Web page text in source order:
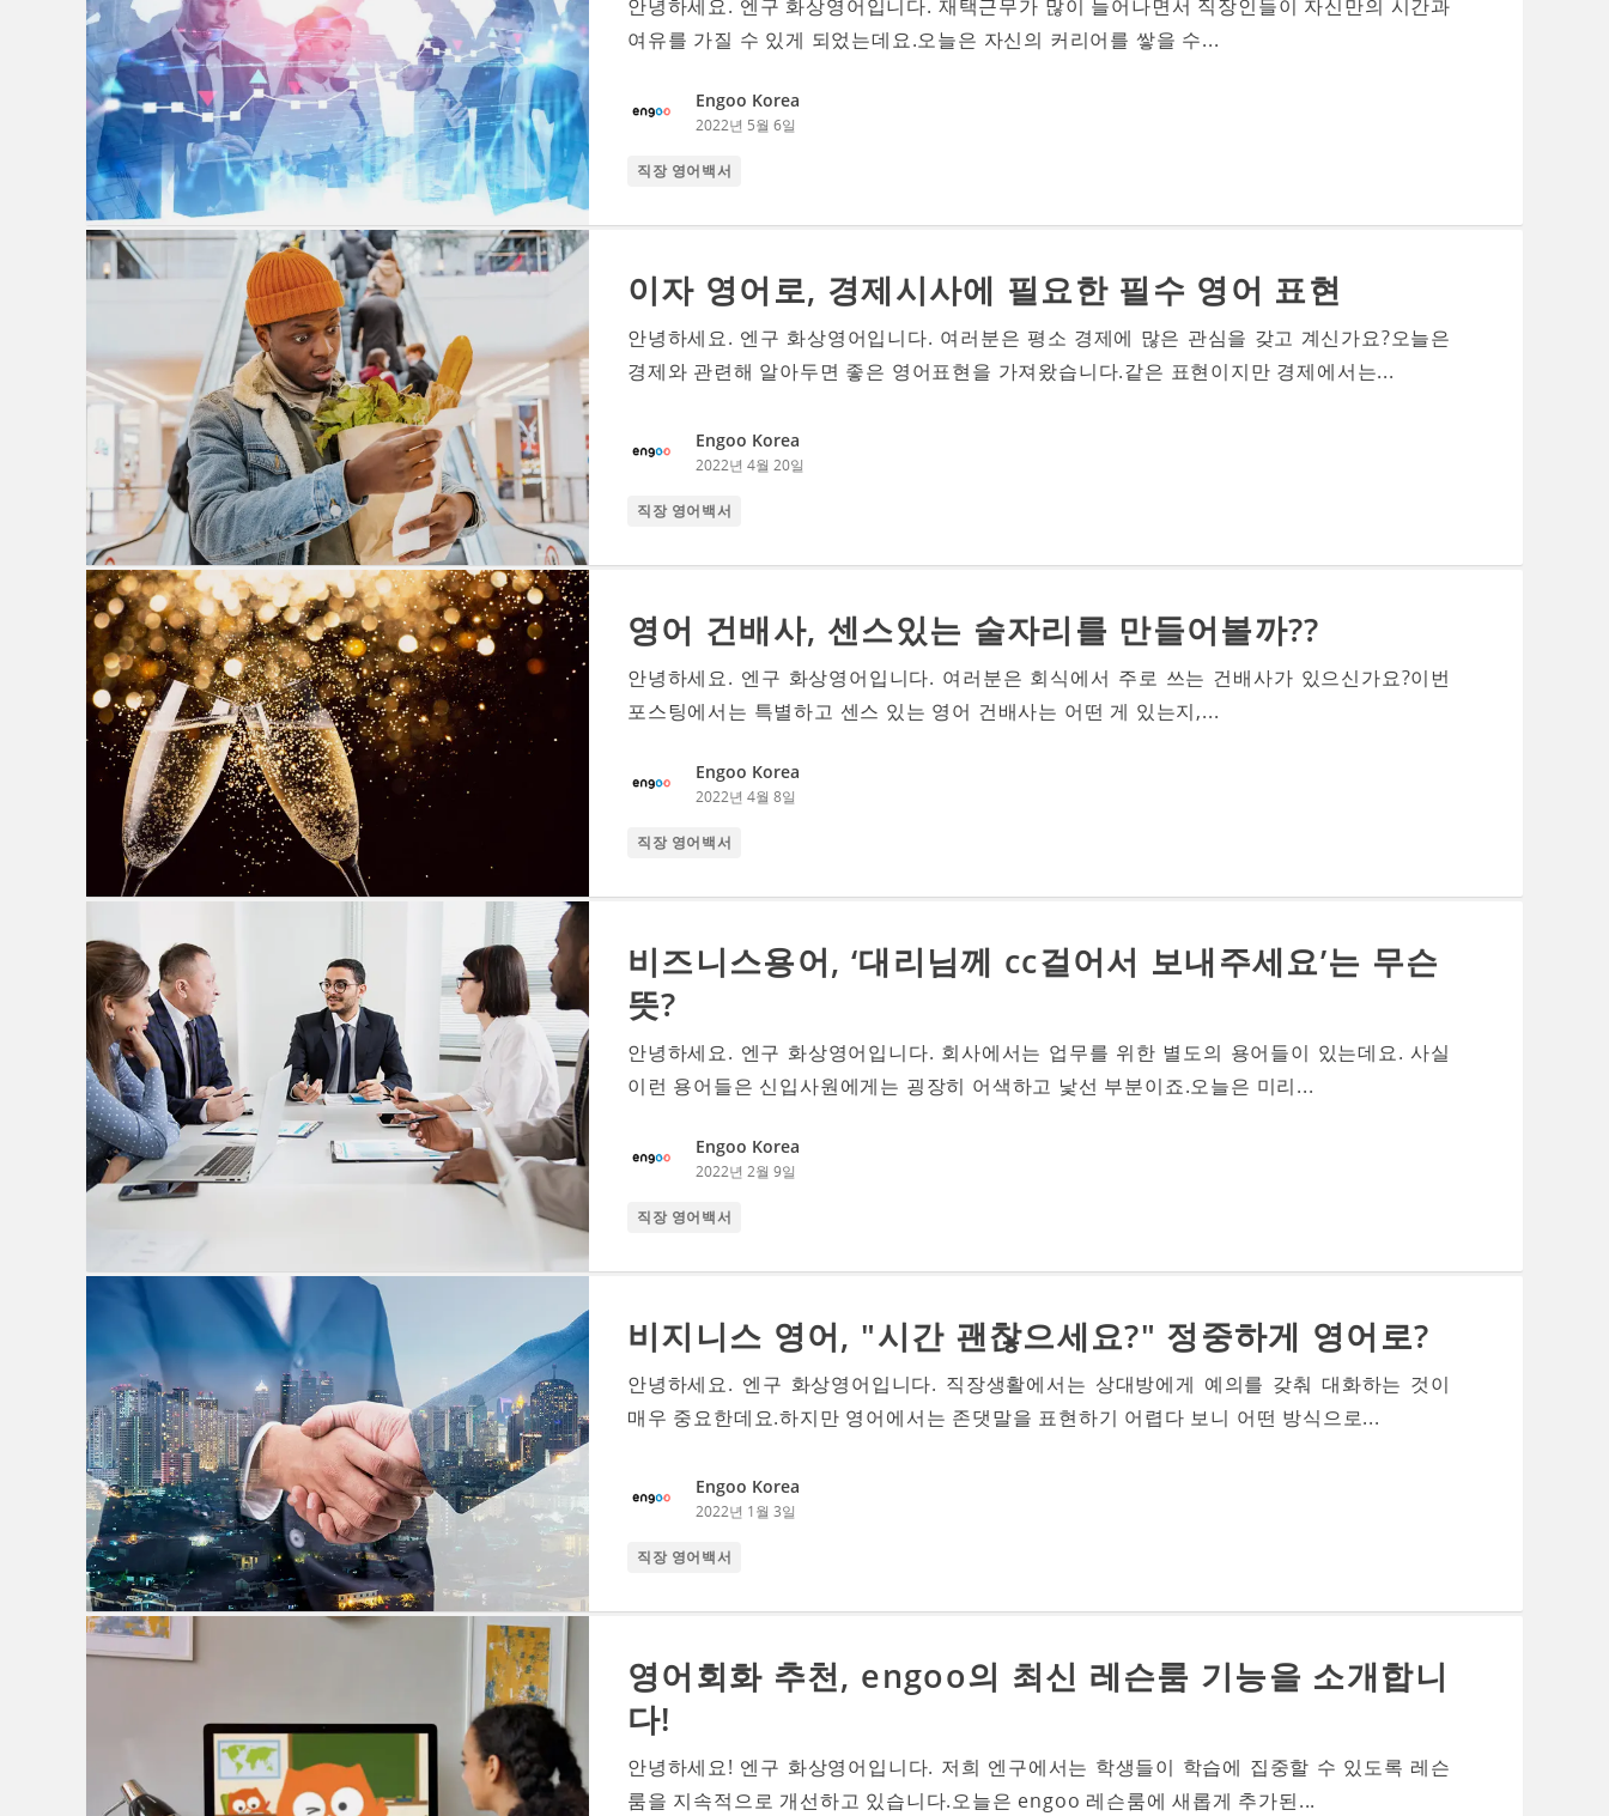
안녕하세요. 엔구 화상영어입니다. 재택근무가 많이 늘어나면서 직장인들이 자신만의 시간과
여유를 가질 수 있게 되었는데요.오늘은 자신의 커리어를 쌓을 수...
Engoo Korea
2022년 5월 6일
직장 영어백서
이자 영어로, 경제시사에 필요한 필수 영어 표현
안녕하세요. 엔구 화상영어입니다. 여러분은 평소 경제에 많은 관심을 갖고 계신가요?오늘은
경제와 관련해 알아두면 좋은 영어표현을 가져왔습니다.같은 표현이지만 경제에서는...
Engoo Korea
2022년 4월 20일
직장 영어백서
영어 건배사, 센스있는 술자리를 만들어볼까??
안녕하세요. 엔구 화상영어입니다. 여러분은 회식에서 주로 쓰는 건배사가 있으신가요?이번
포스팅에서는 특별하고 센스 있는 영어 건배사는 어떤 게 있는지,...
Engoo Korea
2022년 4월 8일
직장 영어백서
비즈니스용어, ‘대리님께 cc걸어서 보내주세요’는 무슨
뜻?
안녕하세요. 엔구 화상영어입니다. 회사에서는 업무를 위한 별도의 용어들이 있는데요. 사실
이런 용어들은 신입사원에게는 굉장히 어색하고 낯선 부분이죠.오늘은 미리...
Engoo Korea
2022년 2월 9일
직장 영어백서
비지니스 영어, "시간 괜찮으세요?" 정중하게 영어로?
안녕하세요. 엔구 화상영어입니다. 직장생활에서는 상대방에게 예의를 갖춰 대화하는 것이
매우 중요한데요.하지만 영어에서는 존댓말을 표현하기 어렵다 보니 어떤 방식으로...
Engoo Korea
2022년 1월 3일
직장 영어백서
영어회화 추천, engoo의 최신 레슨룸 기능을 소개합니
다!
안녕하세요! 엔구 화상영어입니다. 저희 엔구에서는 학생들이 학습에 집중할 수 있도록 레슨
룸을 지속적으로 개선하고 있습니다.오늘은 engoo 레슨룸에 새롭게 추가된...